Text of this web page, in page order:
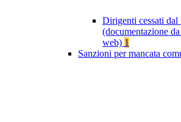
Dirigenti cessati
(documentazione
web) 1
Sanzioni per mancata